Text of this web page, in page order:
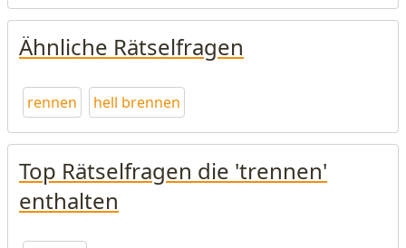
Ähnliche Rätselfragen
rennen hell brennen
Top Rätselfragen die 'trennen'
enthalten